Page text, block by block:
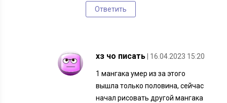
Ответить
хз чо писать | 16.04.2023 15:20
1 мангака умер из за этого
вышла только половина, сейчас
начал рисовать другой мангака